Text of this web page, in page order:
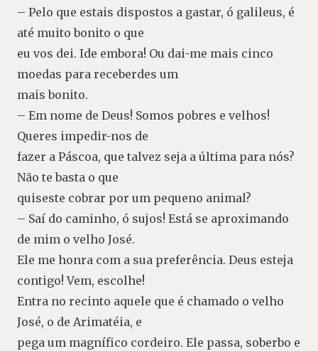
– Pelo que estais dispostos a gastar, ó galileus, é
até muito bonito o que
eu vos dei. Ide embora! Ou dai-me mais cinco
moedas para receberdes um
mais bonito.
– Em nome de Deus! Somos pobres e velhos!
Queres impedir-nos de
fazer a Páscoa, que talvez seja a última para nós?
Não te basta o que
quiseste cobrar por um pequeno animal?
– Saí do caminho, ó sujos! Está se aproximando
de mim o velho José.
Ele me honra com a sua preferência. Deus esteja
contigo! Vem, escolhe!
Entra no recinto aquele que é chamado o velho
José, o de Arimatéia, e
pega um magnífico cordeiro. Ele passa, soberbo e